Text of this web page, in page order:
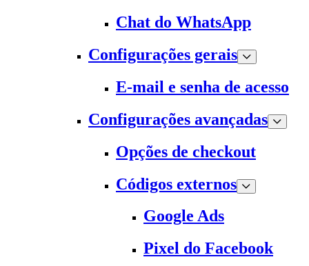
Chat do WhatsApp
Configurações gerais
E-mail e senha de acesso
Configurações avançadas
Opções de checkout
Códigos externos
Google Ads
Pixel do Facebook